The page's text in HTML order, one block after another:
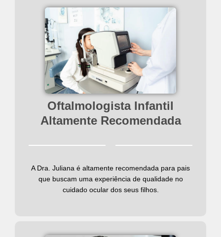
Oftalmologista Infantil
Altamente Recomendada
A Dra. Juliana é altamente recomendada para pais
que buscam uma experiência de qualidade no
cuidado ocular dos seus filhos.